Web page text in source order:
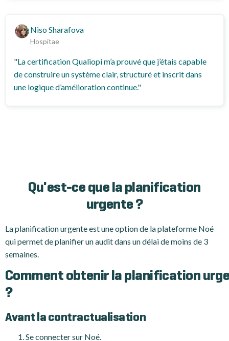
Niso Sharafova
Hospitae
"La certification Qualiopi m’a prouvé que j’étais capable
de construire un système clair, structuré et inscrit dans
une logique d’amélioration continue."
Qu'est-ce que la planification
urgente ?
La planification urgente est une option de la plateforme Noé
qui permet de planifier un audit dans un délai de moins de 3
semaines.
Comment obtenir la planification
?
Avant la contractualisation
Se connecter sur Noé.